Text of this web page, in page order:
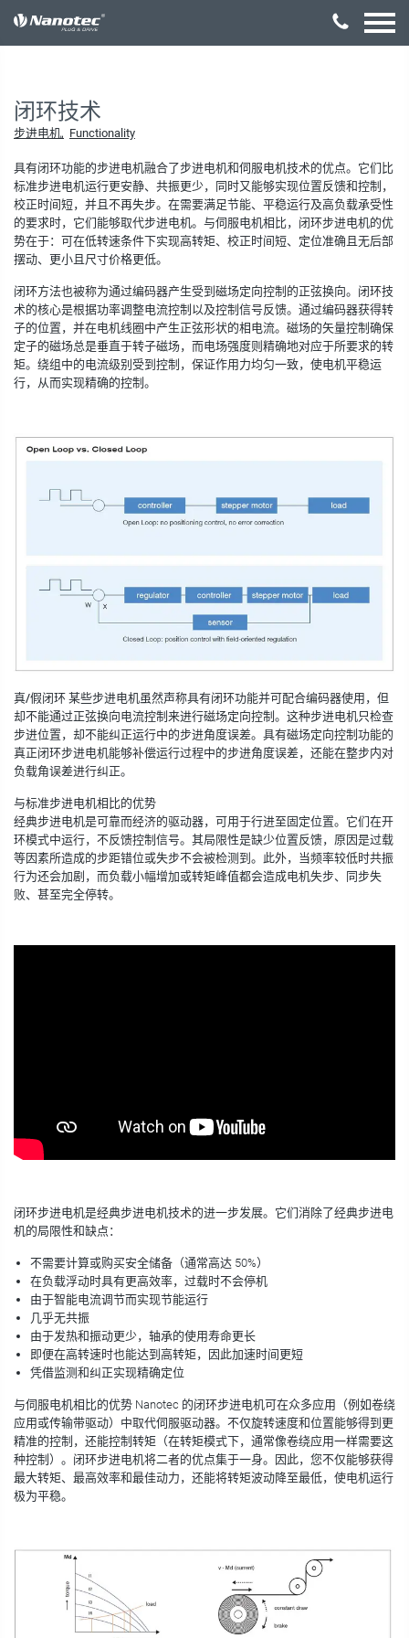
激活配置
闭环技术
步进电机 Functionality
具有闭环功能的步进电机融合了步进电机和伺服电机技术的优点。它们比
标准步进电机运行更安静、共振更少，同时又能够实现位置反馈和控制，
校正时间短，并且不再失步。在需要满足节能、平稳运行及高负载承受性
的要求时，它们能够取代步进电机。与伺服电机相比，闭环步进电机的优
势在于：可在低转速条件下实现高转矩、校正时间短、定位准确且无后部
摆动、更小且尺寸价格更低。
闭环方法也被称为通过编码器产生受到磁场定向控制的正弦换向。闭环技
术的核心是根据功率调整电流控制以及控制信号反馈。通过编码器获得转
子的位置，并在电机线圈中产生正弦形状的相电流。磁场的矢量控制确保
定子的磁场总是垂直于转子磁场，而电场强度则精确地对应于所要求的转
矩。绕组中的电流级别受到控制，保证作用力均匀一致，使电机平稳运
行，从而实现精确的控制。
真/假闭环 某些步进电机虽然声称具有闭环功能并可配合编码器使用，但
却不能通过正弦换向电流控制来进行磁场定向控制。这种步进电机只检查
步进位置，却不能纠正运行中的步进角度误差。具有磁场定向控制功能的
真正闭环步进电机能够补偿运行过程中的步进角度误差，还能在整步内对
负载角误差进行纠正。
与标准步进电机相比的优势
经典步进电机是可靠而经济的驱动器，可用于行进至固定位置。它们在开
环模式中运行，不反馈控制信号。其局限性是缺少位置反馈，原因是过载
等因素所造成的步距错位或失步不会被检测到。此外，当频率较低时共振
行为还会加剧，而负载小幅增加或转矩峰值都会造成电机失步、同步失
败、甚至完全停转。
闭环步进电机是经典步进电机技术的进一步发展。它们消除了经典步进电
机的局限性和缺点：
不需要计算或购买安全储备（通常高达 50%）
在负载浮动时具有更高效率，过载时不会停机
由于智能电流调节而实现节能运行
几乎无共振
由于发热和振动更少，轴承的使用寿命更长
即便在高转速时也能达到高转矩，因此加速时间更短
凭借监测和纠正实现精确定位
与伺服电机相比的优势 Nanotec 的闭环步进电机可在众多应用（例如卷绕
应用或传输带驱动）中取代伺服驱动器。不仅旋转速度和位置能够得到更
精准的控制，还能控制转矩（在转矩模式下，通常像卷绕应用一样需要这
种控制）。闭环步进电机将二者的优点集于一身。因此，您不仅能够获得
最大转矩、最高效率和最佳动力，还能将转矩波动降至最低，使电机运行
极为平稳。